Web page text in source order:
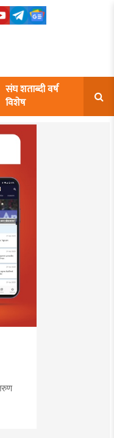
संघ शताब्दी वर्ष
विशेष